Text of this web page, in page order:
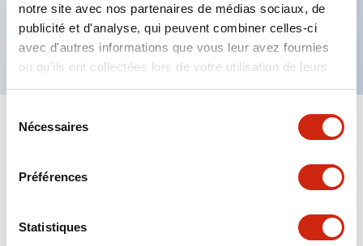
notre site avec nos partenaires de médias sociaux, de
publicité et d'analyse, qui peuvent combiner celles-ci
avec d'autres informations que vous leur avez fournies
ou qu'ils ont collectées lors de votre utilisation de leurs
services.
Nécessaires
Préférences
Statistiques
vis sécurisé pour les doigts, boutons rouge, vert, noir
et blanc inclus
Spécifications Tout développer+
Aesthetic Specifications